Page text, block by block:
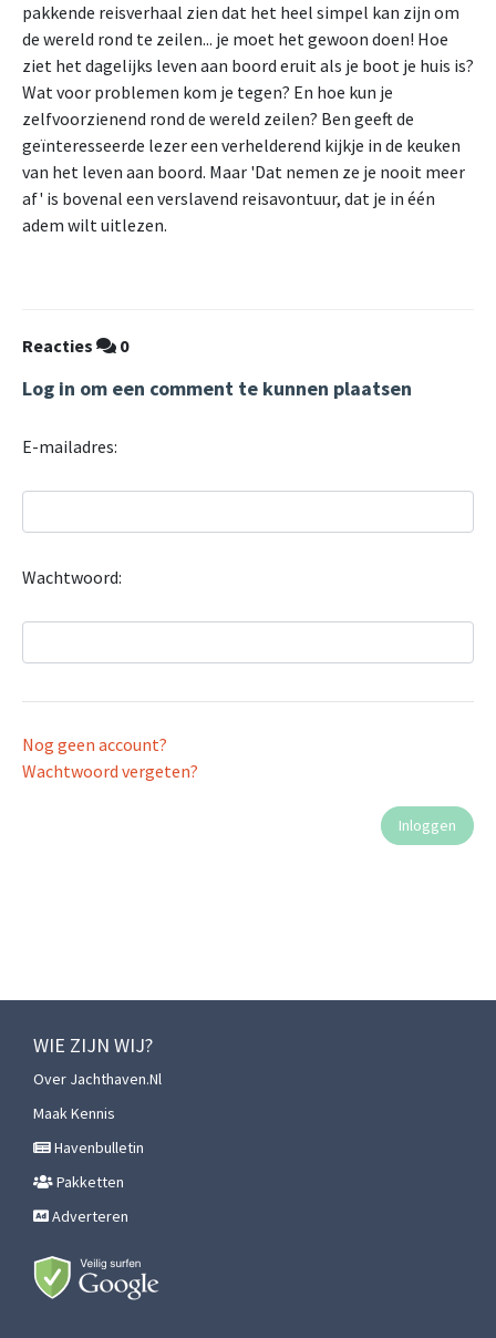
pakkende reisverhaal zien dat het heel simpel kan zijn om
de wereld rond te zeilen... je moet het gewoon doen! Hoe
ziet het dagelijks leven aan boord eruit als je boot je huis is?
Wat voor problemen kom je tegen? En hoe kun je
zelfvoorzienend rond de wereld zeilen? Ben geeft de
geïnteresseerde lezer een verhelderend kijkje in de keuken
van het leven aan boord. Maar 'Dat nemen ze je nooit meer
af' is bovenal een verslavend reisavontuur, dat je in één
adem wilt uitlezen.
Reacties 0
Log in om een comment te kunnen plaatsen
E-mailadres:
Wachtwoord:
Nog geen account?
Wachtwoord vergeten?
WIE ZIJN WIJ?
Over Jachthaven.nl
Maak Kennis
Havenbulletin
Pakketten
Adverteren